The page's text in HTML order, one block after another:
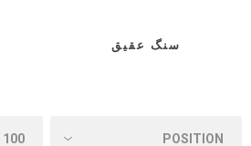
سنگ عقیق